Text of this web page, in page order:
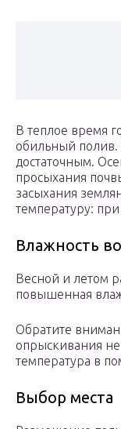
В теплое время
обильный
достаточным.
просыхания
засыхания
температуру:
Влажность
Весной и летом
повышенная
Обратите
опрыскивания
температура в
Выбор места